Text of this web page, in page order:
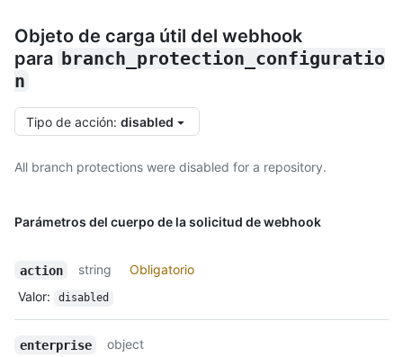
Objeto de carga útil del webhook
para branch_protection_configuratio
n
Tipo de acción: disabled
All branch protections were disabled for a repository.
Parámetros del cuerpo de la solicitud de webhook
action string
Obligatorio
Valor: disabled
enterprise
object